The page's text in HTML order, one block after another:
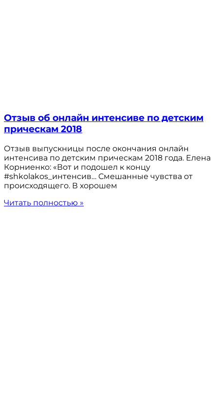
Отзыв об онлайн интенсиве по детским
прическам 2018
Отзыв выпускницы после окончания онлайн
интенсива по детским прическам 2018 года. Елена
Корниенко: «Вот и подошел к концу
#shkolakos_интенсив… Смешанные чувства от
происходящего. В хорошем
Читать полностью »